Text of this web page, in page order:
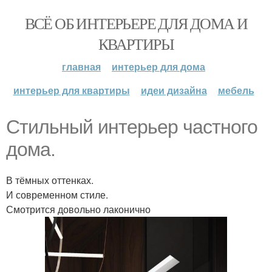
ВСЁ ОБ ИНТЕРЬЕРЕ ДЛЯ ДОМА И
КВАРТИРЫ
главная
интерьер для дома
интерьер для квартиры
идеи дизайна мебель
Стильный интерьер частного
дома.
В тёмных оттенках.
И современном стиле.
Смотрится довольно лаконично